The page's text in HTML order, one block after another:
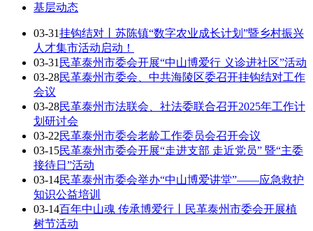
基层动态
03-31挂钩结对丨苏陈镇“数字农业成长计划”暨乡村振兴
人才集市活动启动！
03-31 民革泰州市委会开展“中山博爱行 义诊进社区”活动
03-28民革泰州市委会、中共海陵区委召开挂钩结对工作
会议
03-28民革泰州市法联会、社法委联合召开2025年工作计
划研讨会
03-22民革泰州市委会老龄工作委员会召开会议
03-15民革泰州市委会开展“走进支部 走近党员” 暨“主委
接待日”活动
03-14民革泰州市委会举办“中山博爱讲堂”——应急救护
知识公益培训
03-14百年中山魂 传承博爱行丨民革泰州市委会开展植
树节活动